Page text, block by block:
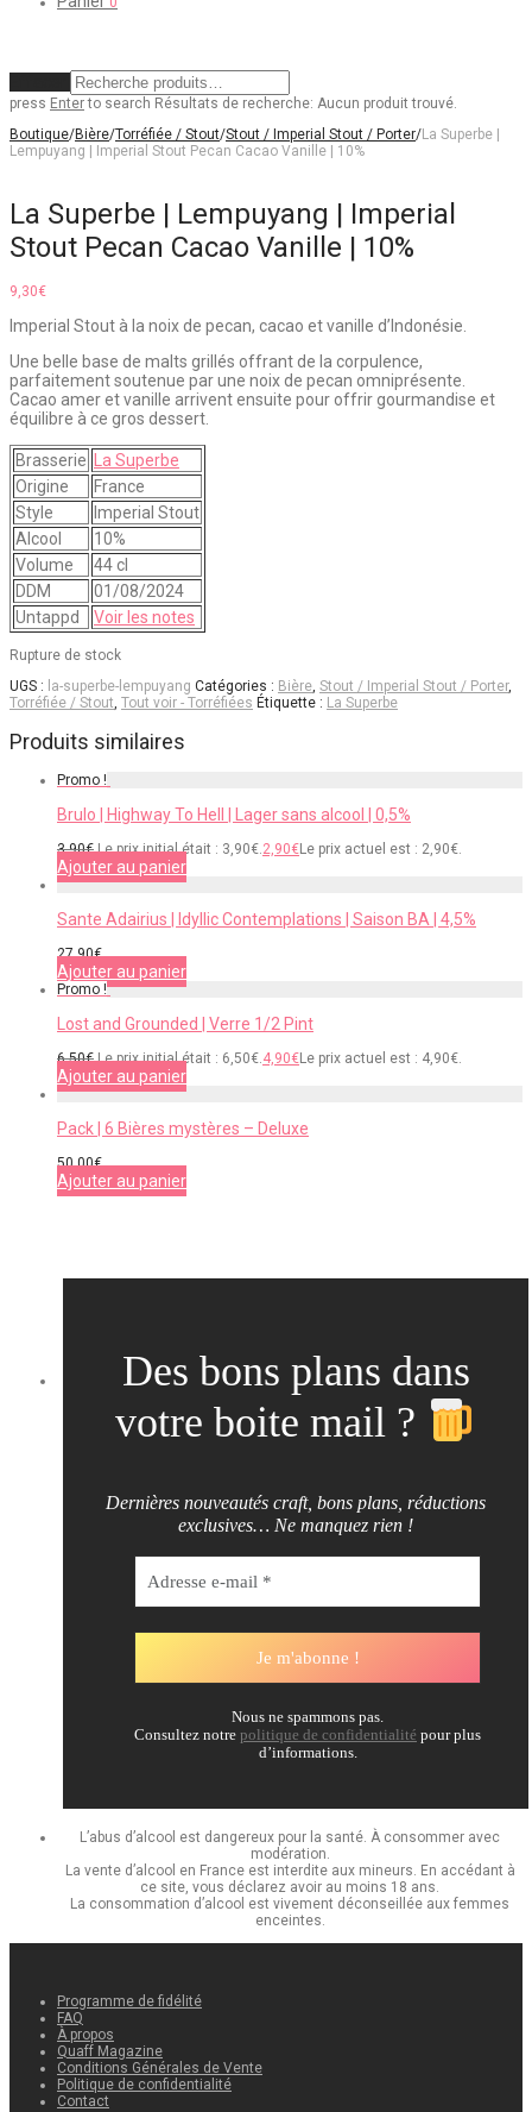
press Enterto search Résultats de recherche: Aucun produit trouvé.
Boutique/Bière/Torréfiée / Stout/Stout / Imperial Stout / Porter/La Superbe |
Lempuyang | Imperial Stout Pecan Cacao Vanille | 10%
La Superbe | Lempuyang | Imperial
Stout Pecan Cacao Vanille | 10%
9,30€
Imperial Stout à la noix de pecan, cacao et vanille d’Indonésie.
Une belle base de malts grillés offrant de la corpulence,
parfaitement soutenue par une noix de pecan omniprésente.
Cacao amer et vanille arrivent ensuite pour offrir gourmandise et
équilibre à ce gros dessert.
Brasserie
La Superbe
Origine
France
Style
Imperial Stout
Alcool
10%
Volume
44 cl
DDM
01/08/2024
Untappd
Voir les notes
Rupture de stock
UGS : la-superbe-lempuyang Catégories : Bière, Stout / Imperial Stout / Porter,
Torréfiée / Stout, Tout voir - Torréfiées Étiquette : La Superbe
Produits similaires
Promo !
Brulo | Highway To Hell | Lager sans alcool | 0,5%
3,90€ Le prix initial était : 3,90€.2,90€Le prix actuel est : 2,90€.
Ajouter au panier
Sante Adairius | Idyllic Contemplations | Saison BA | 4,5%
27,90€
Ajouter au panier
Promo !
Lost and Grounded | Verre 1/2 Pint
6,50€ Le prix initial était : 6,50€.4,90€Le prix actuel est : 4,90€.
Ajouter au panier
Pack | 6 Bières mystères – Deluxe
50,00€
Ajouter au panier
Des bons plans dans
votre boite mail ?
Dernières nouveautés craft, bons plans, réductions
exclusives… Ne manquez rien !
Nous ne spammons pas.
Consultez notre politique de confidentialité pour plus
d’informations.
L’abus d’alcool est dangereux pour la santé. À consommer avec
modération.
La vente d’alcool en France est interdite aux mineurs. En accédant à
ce site, vous déclarez avoir au moins 18 ans.
La consommation d’alcool est vivement déconseillée aux femmes
enceintes.
Programme de fidélité
FAQ
À propos
Quaff Magazine
Conditions Générales de Vente
Politique de confidentialité
Contact